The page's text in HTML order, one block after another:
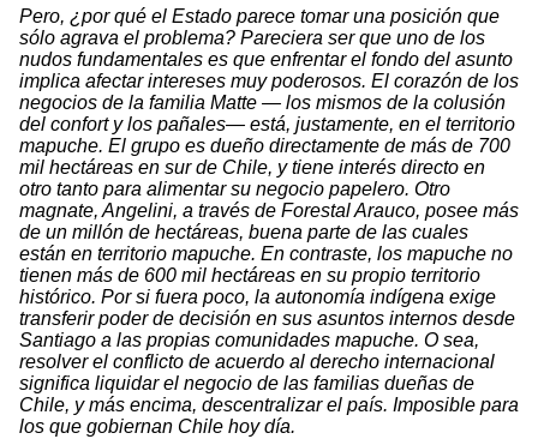
Pero, ¿por qué el Estado parece tomar una posición que
sólo agrava el problema? Pareciera ser que uno de los
nudos fundamentales es que enfrentar el fondo del asunto
implica afectar intereses muy poderosos. El corazón de los
negocios de la familia Matte — los mismos de la colusión
del confort y los pañales— está, justamente, en el territorio
mapuche. El grupo es dueño directamente de más de 700
mil hectáreas en sur de Chile, y tiene interés directo en
otro tanto para alimentar su negocio papelero. Otro
magnate, Angelini, a través de Forestal Arauco, posee más
de un millón de hectáreas, buena parte de las cuales
están en territorio mapuche. En contraste, los mapuche no
tienen más de 600 mil hectáreas en su propio territorio
histórico. Por si fuera poco, la autonomía indígena exige
transferir poder de decisión en sus asuntos internos desde
Santiago a las propias comunidades mapuche. O sea,
resolver el conflicto de acuerdo al derecho internacional
significa liquidar el negocio de las familias dueñas de
Chile, y más encima, descentralizar el país. Imposible para
los que gobiernan Chile hoy día.